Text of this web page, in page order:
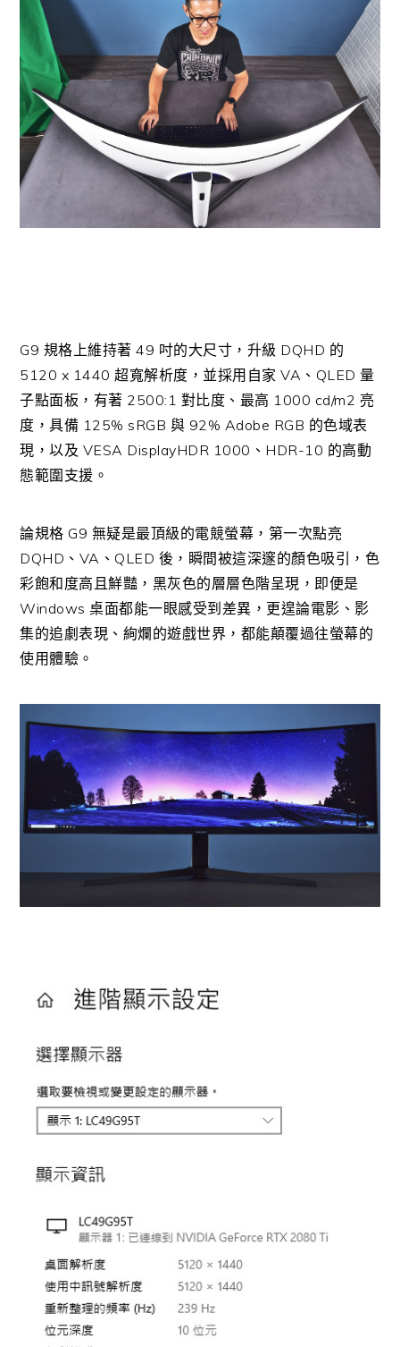
G9 規格上維持著 49 吋的大尺寸，升級 DQHD 的
5120 x 1440 超寬解析度，並採用自家 VA、QLED 量
子點面板，有著 2500:1 對比度、最高 1000 cd/m2 亮
度，具備 125% sRGB 與 92% Adobe RGB 的色域表
現，以及 VESA DisplayHDR 1000、HDR-10 的高動
態範圍支援。
論規格 G9 無疑是最頂級的電競螢幕，第一次點亮
DQHD、VA、QLED 後，瞬間被這深邃的顏色吸引，色
彩飽和度高且鮮豔，黑灰色的層層色階呈現，即便是
Windows 桌面都能一眼感受到差異，更遑論電影、影
集的追劇表現、絢爛的遊戲世界，都能顛覆過往螢幕的
使用體驗。